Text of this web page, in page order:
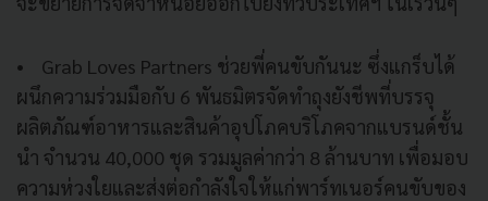
• Grab Loves Partners ช่วยพี่คนขับกันนะ ซึ่งแกร็บได้
ผนึกความร่วมมือกับ 6 พันธมิตรจัดทำถุงยังชีพที่บรรจุ
ผลิตภัณฑ์อาหารและสินค้าอุปโภคบริโภคจากแบรนด์ชั้น
นำ จำนวน 40,000 ชุด รวมมูลค่ากว่า 8 ล้านบาท เพื่อมอบ
ความห่วงใยและส่งต่อกำลังใจให้แก่พาร์ทเนอร์คนขับของ